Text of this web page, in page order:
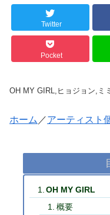
Twitter
Pocket
OH MY GIRL,ヒョジョン,ミ
ホーム ／アーティスト
OH MY GIRL
概要